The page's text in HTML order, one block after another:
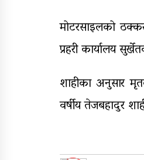
मोटरसाइलको
प्रहरी कार्यालय
शाहीका अनुसार
वर्षीय तेजबहादुर